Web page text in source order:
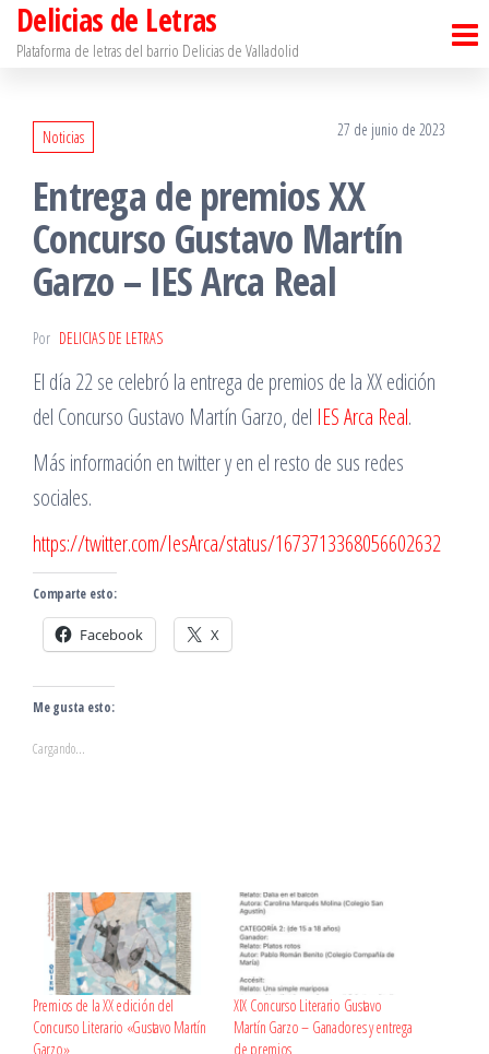
SaltarDelicias de Letras
Plataforma de letras del barrio Delicias de Valladolid
Noticias 27 de junio de 2023
Entrega de premios XX
Concurso Gustavo Martín
Garzo – IES Arca Real
Por DELICIAS DE LETRAS
El día 22 se celebró la entrega de premios de la XX edición
del Concurso Gustavo Martín Garzo, del IES Arca Real.
Más información en twitter y en el resto de sus redes
sociales.
https://twitter.com/IesArca/status/1673713368056602632
Comparte esto:
Facebook X
Me gusta esto:
Cargando...
Premios de la XX edición del
Concurso Literario «Gustavo Martín
Garzo»
XIX Concurso Literario Gustavo
Martín Garzo – Ganadores y entrega
de premios